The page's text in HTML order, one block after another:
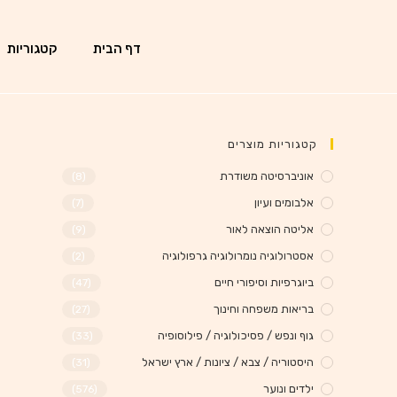
דף הבית קטגוריות
קטגוריות מוצרים
אוניברסיטה משודרת (8)
אלבומים ועיון (7)
אליטה הוצאה לאור (9)
אסטרולוגיה נומרולוגיה גרפולוגיה (2)
ביוגרפיות וסיפורי חיים (47)
בריאות משפחה וחינוך (27)
גוף ונפש / פסיכולוגיה / פילוסופיה (33)
היסטוריה / צבא / ציונות / ארץ ישראל (31)
ילדים ונוער (576)